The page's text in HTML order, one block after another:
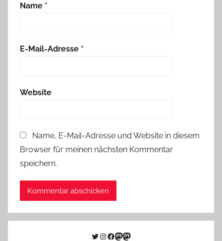
Name *
E-Mail-Adresse *
Website
Name, E-Mail-Adresse und Website in diesem
Browser für meinen nächsten Kommentar
speichern.
Twitter
Instagram
Facebook
Link zu Mastodon
Mastodon